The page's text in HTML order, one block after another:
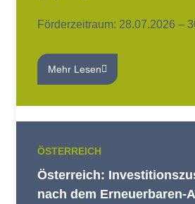
Förderzeitraum: 28.07.2026 –
Mehr Lesen
ÖSTERREICH
Österreich:
nach dem Erneuerbaren-